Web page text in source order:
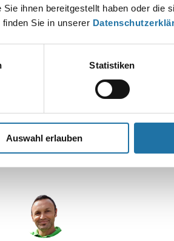
ihnen bereitgestellt haben oder die
Sie in unserer
Statistiken
Auswahl erlauben
Stabilität. Sie macht den Einstieg ins
sinnvoll ist
Einstieg in den Pool und erhöht die
Stufen und der stabilen
problemlos nutzbar.
.
beraten!